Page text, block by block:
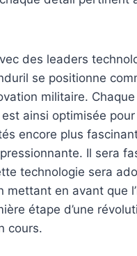
des leaders
se positionne
militaire.
ainsi optimisée
encore plus
Il sera
technologie sera
mettant en avant que l’
étape d’une
cours.